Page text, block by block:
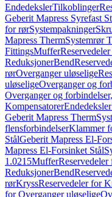
EndedekslerTilkoblinger
Geberit Mapress Syrefast
for rørSystempakninger
Mapress ThermSystemrør
FittingsMuffer
ReduksjonerBend
rørOverganger uløselige
uløseligeOverganger og
Overganger og
KompensatorerEndedeksler
Geberit Mapress Therm
flensforbindelserKlammer
StålGeberit Mapress El-
Mapress El-Forsinket Stål
1.0215Muffer
ReduksjonerBend
rørKryssReservedeler for
for Overganger uløselige